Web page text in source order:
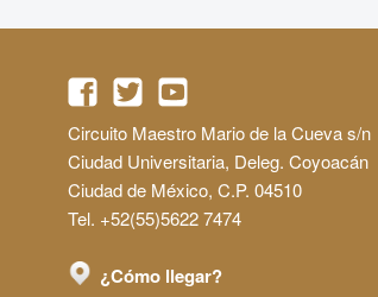
Circuito Maestro Mario de la Cueva s/n
Ciudad Universitaria, Deleg. Coyoacán
Ciudad de México, C.P. 04510
Tel. +52(55)5622 7474
¿Cómo llegar?